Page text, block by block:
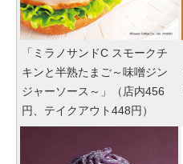
「ミラノサンドC スモークチ
キンと半熟たまご～味噌ジン
ジャーソース～」（店内456
円、テイクアウト448円）